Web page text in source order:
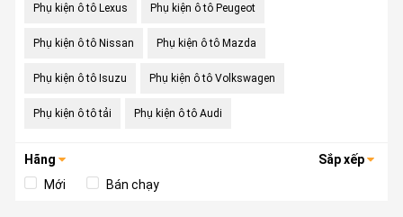
Phụ kiện ô tô Lexus Phụ kiện ô tô Peugeot
Phụ kiện ô tô Nissan Phụ kiện ô tô Mazda
Phụ kiện ô tô Isuzu Phụ kiện ô tô Volkswagen
Phụ kiện ô tô tải Phụ kiện ô tô Audi
Hãng
Sắp xếp
Mới
Bán chạy